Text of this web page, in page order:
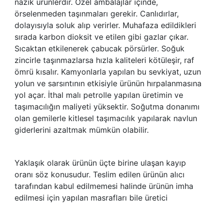
örselenmeden taşınmaları gerekir. Canlıdırlar,
dolayısıyla soluk alıp verirler. Muhafaza edildikleri
sırada karbon dioksit ve etilen gibi gazlar çıkar.
Sıcaktan etkilenerek çabucak pörsürler. Soğuk
zincirle taşınmazlarsa hızla kaliteleri kötüleşir, raf
ömrü kısalır. Kamyonlarla yapılan bu sevkiyat, uzun
yolun ve sarsıntının etkisiyle ürünün hırpalanmasına
yol açar. İthal malı petrolle yapılan üretimin ve
taşımacılığın maliyeti yüksektir. Soğutma donanımı
olan gemilerle kitlesel taşımacılık yapılarak navlun
giderlerini azaltmak mümkün olabilir.
Yaklaşık olarak ürünün üçte birine ulaşan kayıp
oranı söz konusudur. Teslim edilen ürünün alıcı
tarafından kabul edilmemesi halinde ürünün imha
edilmesi için yapılan masrafları bile üretici